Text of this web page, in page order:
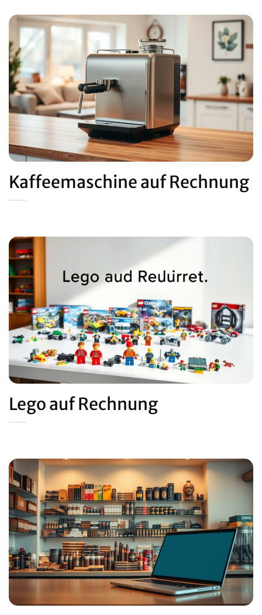
Kaffeemaschine auf Rechnung
Lego auf Rechnung